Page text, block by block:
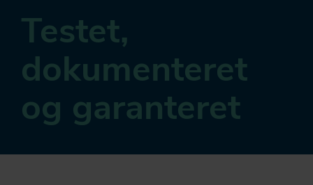
Testet,
dokumenteret
og garanteret